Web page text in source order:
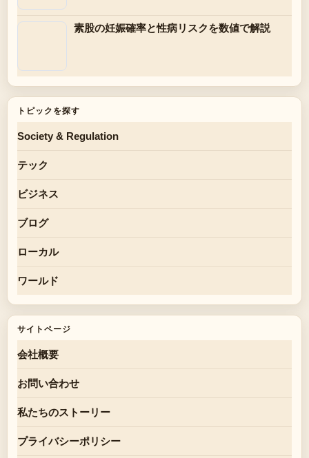
素股の妊娠確率と性病リスクを数値で解説
トピックを探す
Society & Regulation
テック
ビジネス
ブログ
ローカル
ワールド
サイトページ
会社概要
お問い合わせ
私たちのストーリー
プライバシーポリシー